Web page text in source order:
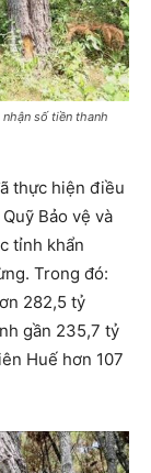
số tiền thanh
thực hiện điều
Bảo vệ và
tỉnh khẩn
Trong đó:
282,5 tỷ
gần 235,7 tỷ
Huế hơn 107